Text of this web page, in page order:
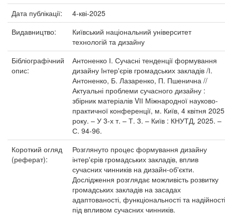
Дата публікації:
4-кві-2025
Видавництво:
Київський національний університет
технологій та дизайну
Бібліографічний
опис:
Антоненко І. Сучасні тенденції формування
дизайну Інтер'єрів громадських закладів /І.
Антоненко, Б. Лазаренко, П. Пшенична //
Актуальні проблеми сучасного дизайну :
збірник матеріалів VІІ Міжнародної науково-
практичної конференції, м. Київ, 4 квітня 2025
року. – У 3-х т. – Т. 3. – Київ : КНУТД, 2025. –
С. 94-96.
Короткий огляд
(реферат):
Розглянуто процес формування дизайну
інтер'єрів громадських закладів, вплив
сучасних чинників на дизайн-об'єкти.
Дослідження розглядає можливість розвитку
громадських закладів на засадах
адаптованості, функціональності та надійності
під впливом сучасних чинників.